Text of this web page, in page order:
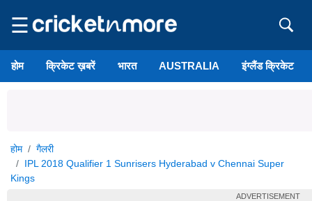
☰
होम क्रिकेट ख़बरें भारत AUSTRALIA इंग्लैंड क्रिकेट
होम
गैलरी
IPL 2018 Qualifier 1 Sunrisers Hyderabad v Chennai Super
Kings
ADVERTISEMENT